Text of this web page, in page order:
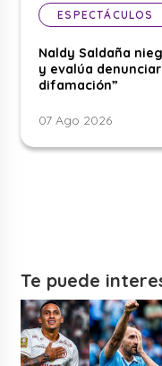
ESPECTÁCULOS
Naldy Saldaña
y evalúa denunciar
difamación”
07 Ago 2026
Te puede